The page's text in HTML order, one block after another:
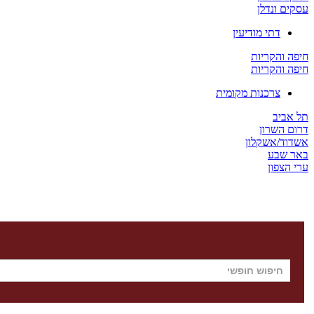
עסקים ונדלן
דתי מודיעין
חיפה והקריות
חיפה והקריות
צרכנות מקומית
תל אביב
דרום השרון
אשדוד/אשקלון
באר שבע
ערי הצפון